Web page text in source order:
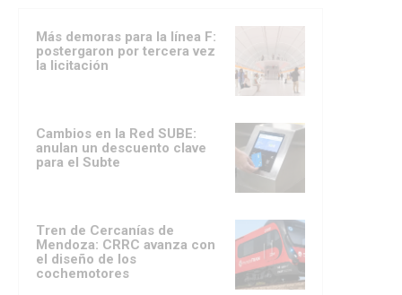
Más demoras para la línea F:
postergaron por tercera vez
la licitación
Cambios en la Red SUBE:
anulan un descuento clave
para el Subte
Tren de Cercanías de
Mendoza: CRRC avanza con
el diseño de los
cochemotores